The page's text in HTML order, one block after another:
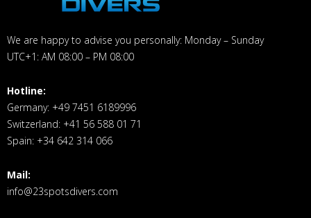
We are happy to advise you personally: Monday – Sunday
UTC+1: AM 08:00 – PM 08:00
Hotline:
Germany: +49 7451 6189996
Switzerland: +41 56 588 01 71
Spain: +34 642 314 066
Mail:
info@23spotsdivers.com